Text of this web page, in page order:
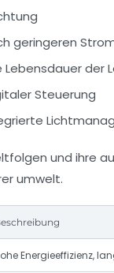
geringeren
Lebensdauer der
Steuerung
Energieeffizienz,